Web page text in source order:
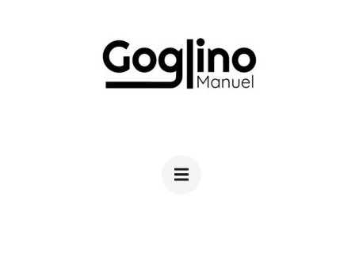
al
contenido
Intro)